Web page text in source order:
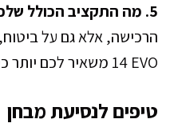
5. מה התקציב הכולל שלכם?
14 EVO משאיר לכם יותר כסף לציוד איכותי.
טיפים לנסיעת מבחן